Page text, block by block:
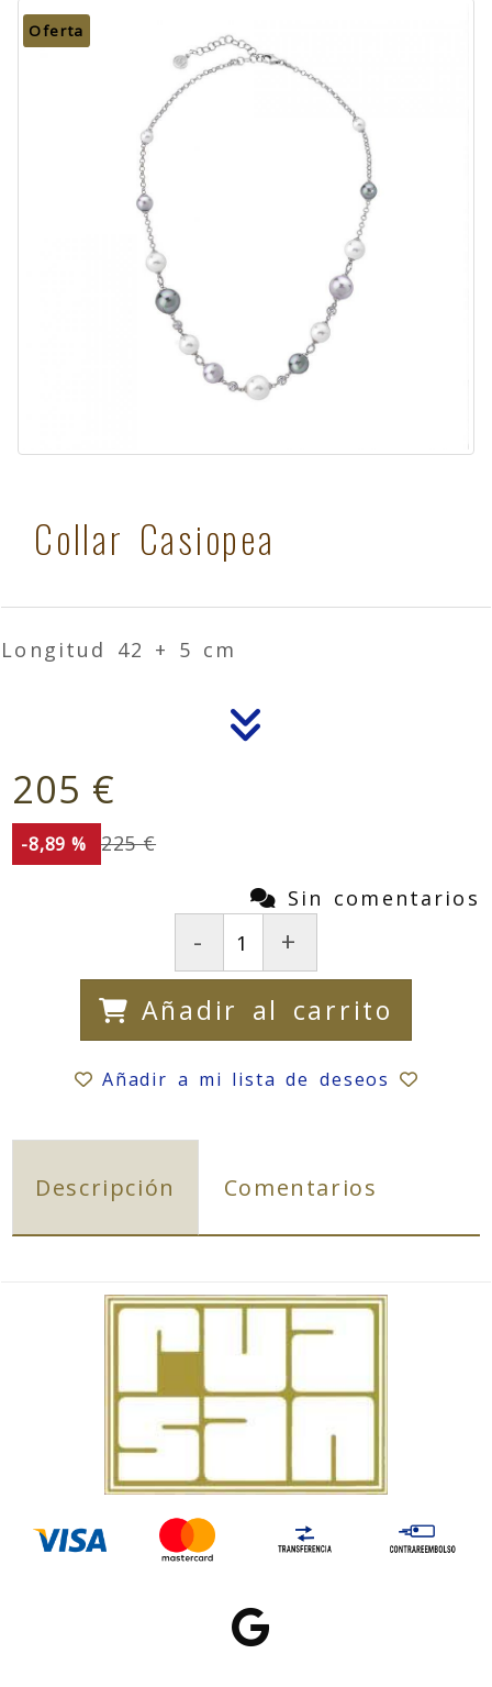
Oferta
Collar Casiopea
Longitud 42 + 5 cm
205 €
-8,89 % 225 €
Sin comentarios
-
+
Añadir al carrito
Añadir a mi lista de deseos
Descripción Comentarios